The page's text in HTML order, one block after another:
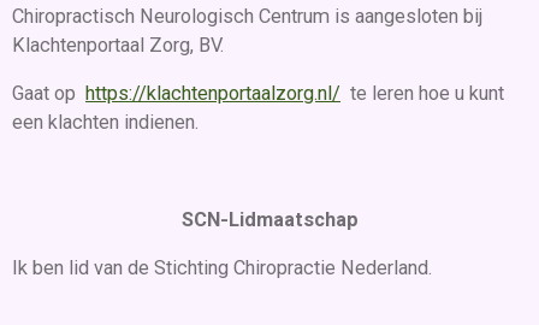
Chiropractisch Neurologisch Centrum is aangesloten bij
Klachtenportaal Zorg, BV.
Gaat op https://klachtenportaalzorg.nl/ te leren hoe u kunt
een klachten indienen.
SCN-Lidmaatschap
Ik ben lid van de Stichting Chiropractie Nederland.